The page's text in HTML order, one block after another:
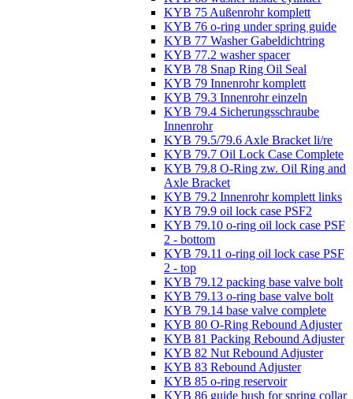
KYB 75 Außenrohr komplett
KYB 76 o-ring under spring guide
KYB 77 Washer Gabeldichtring
KYB 77.2 washer spacer
KYB 78 Snap Ring Oil Seal
KYB 79 Innenrohr komplett
KYB 79.3 Innenrohr einzeln
KYB 79.4 Sicherungsschraube
Innenrohr
KYB 79.5/79.6 Axle Bracket li/re
KYB 79.7 Oil Lock Case Complete
KYB 79.8 O-Ring zw. Oil Ring and
Axle Bracket
KYB 79.2 Innenrohr komplett links
KYB 79.9 oil lock case PSF2
KYB 79.10 o-ring oil lock case PSF
2 - bottom
KYB 79.11 o-ring oil lock case PSF
2 - top
KYB 79.12 packing base valve bolt
KYB 79.13 o-ring base valve bolt
KYB 79.14 base valve complete
KYB 80 O-Ring Rebound Adjuster
KYB 81 Packing Rebound Adjuster
KYB 82 Nut Rebound Adjuster
KYB 83 Rebound Adjuster
KYB 85 o-ring reservoir
KYB 86 guide bush for spring collar